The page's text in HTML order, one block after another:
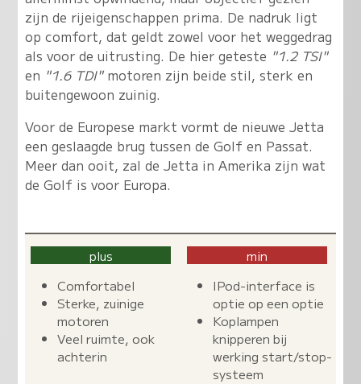
zijn de rijeigenschappen prima. De nadruk ligt
op comfort, dat geldt zowel voor het weggedrag
als voor de uitrusting. De hier geteste "1.2 TSI"
en "1.6 TDI"motoren zijn beide stil, sterk en
buitengewoon zuinig.
Voor de Europese markt vormt de nieuwe Jetta
een geslaagde brug tussen de Golf en Passat.
Meer dan ooit, zal de Jetta in Amerika zijn wat
de Golf is voor Europa.
plus
Comfortabel
Sterke, zuinige
motoren
Veel ruimte, ook
achterin
min
IPod-interface is
optie op een optie
Koplampen
knipperen bij
werking start/stop-
systeem